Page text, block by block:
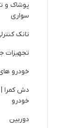
پوشاک و
سواری
تانک
تجهیزات
خودرو
دش کمرا |
خودرو
دوربین